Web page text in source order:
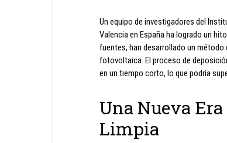
Un equipo de investigadores del
Valencia en España ha logrado un
fuentes, han desarrollado un
fotovoltaica. El proceso de
en un tiempo corto, lo que podría
Una Nueva
Limpia